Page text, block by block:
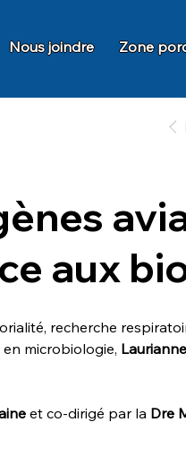
Nous joindre Zone
aux
recherche
microbiologie,
et co-dirigé par la Dre